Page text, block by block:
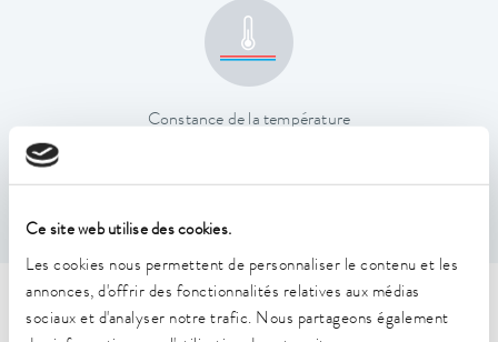
Ce site web utilise des cookies.
Les cookies nous permettent de personnaliser le contenu et les
annonces, d'offrir des fonctionnalités relatives aux médias
sociaux et d'analyser notre trafic. Nous partageons également
Constance de la température
Caractéristiques techniques